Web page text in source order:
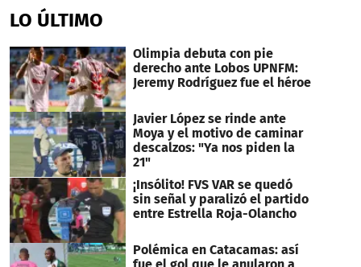
LO ÚLTIMO
Olimpia debuta con pie
derecho ante Lobos UPNFM:
Jeremy Rodríguez fue el héroe
Javier López se rinde ante
Moya y el motivo de caminar
descalzos: "Ya nos piden la
21"
¡Insólito! FVS VAR se quedó
sin señal y paralizó el partido
entre Estrella Roja-Olancho
Polémica en Catacamas: así